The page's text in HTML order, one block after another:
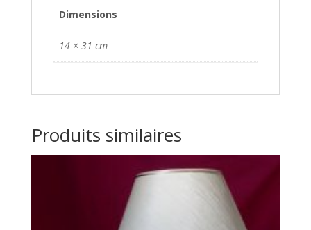
Dimensions
14 × 31 cm
Produits similaires